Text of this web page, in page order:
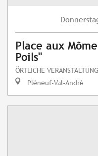
Place aux
Poils"
ÖRTLICHE
Pléneuf-Val-André